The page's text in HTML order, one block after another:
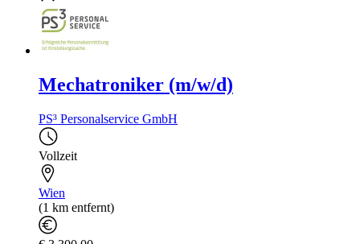
Mechatroniker (m/w/d)
PS³ Personalservice GmbH
Vollzeit
Wien
(1 km entfernt)